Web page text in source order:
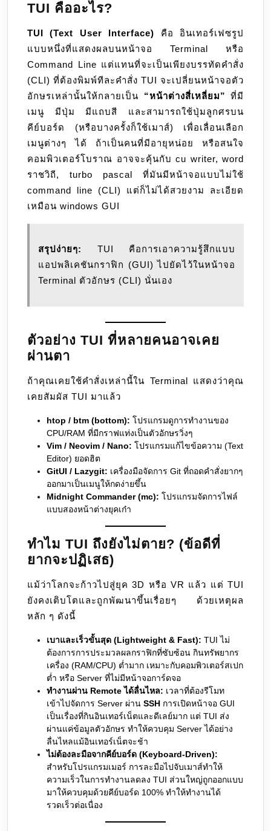
TUI คืออะไร?
TUI (Text User Interface) คือ อินเทอร์เฟซรูป
แบบหนึ่งที่แสดงผลบนหน้าจอ Terminal หรือ
Command Line แต่แทนที่จะเป็นเพียงบรรทัดคำสั่ง
(CLI) ที่ต้องพิมพ์ทีละคำสั่ง TUI จะเปลี่ยนหน้าจอตัว
อักษรเหล่านั้นให้กลายเป็น “หน้าต่างสี่เหลี่ยม” ที่มี
เมนู มีปุ่ม มีแถบสี และสามารถใช้ปุ่มลูกศรบน
คีย์บอร์ด (หรือบางครั้งก็ใช้เมาส์) เพื่อเลื่อนเลือก
เมนูต่างๆ ได้ ถ้าเป็นคนที่มีอายุหน่อย หรือสนใจ
คอมพิวเตอร์โบราณ อาจจะคุ้นกับ cu writer, word
ราชวิถี, turbo pascal ที่มันมีหน้าจอแบบไม่ใช้
command line (CLI) แต่ก็ไม่ได้สวยงาม ละเอียด
เหมือน windows GUI
สรุปง่ายๆ:
TUI คือการเอาความรู้สึกแบบ
แอปพลิเคชันกราฟิก (GUI) ไปยัดไว้ในหน้าจอ
Terminal ตัวอักษร (CLI) นั่นเอง
ตัวอย่าง TUI ที่หลายคนอาจเคย
ผ่านตา
ถ้าคุณเคยใช้คำสั่งเหล่านี้ใน Terminal แสดงว่าคุณ
เคยสัมผัส TUI มาแล้ว
htop / btm (bottom): โปรแกรมดูการทำงานของ
CPU/RAM ที่มีกราฟแท่งเป็นตัวอักษรวิ่งๆ
Vim / Neovim / Nano: โปรแกรมแก้ไขข้อความ (Text
Editor) ยอดฮิต
GitUI / Lazygit: เครื่องมือจัดการ Git ที่ถอดคำสั่งยากๆ
ออกมาเป็นเมนูให้กดง่ายขึ้น
Midnight Commander (mc): โปรแกรมจัดการไฟล์
แบบสองหน้าต่างยุคเก๋า
ทำไม TUI ถึงยังไม่ตาย? (ข้อดีที่
ยากจะปฏิเสธ)
แม้ว่าโลกจะก้าวไปสู่ยุค 3D หรือ VR แล้ว แต่ TUI
ยังคงเติบโตและถูกพัฒนาขึ้นเรื่อยๆ ด้วยเหตุผล
หลัก ๆ ดังนี้
เบาและเร็วขั้นสุด (Lightweight & Fast): TUI ไม่
ต้องการการประมวลผลกราฟิกที่ซับซ้อน กินทรัพยากร
เครื่อง (RAM/CPU) ต่ำมาก เหมาะกับคอมพิวเตอร์สเปก
ต่ำ หรือ Server ที่ไม่มีหน้าจอการ์ดจอ
ทำงานผ่าน Remote ได้ลื่นไหล: เวลาที่ต้องรีโมท
เข้าไปจัดการ Server ผ่าน SSH การเปิดหน้าจอ GUI
เป็นเรื่องที่กินอินเทอร์เน็ตและดีเลย์มาก แต่ TUI ส่ง
ผ่านแค่ข้อมูลตัวอักษร ทำให้ควบคุม Server ได้อย่าง
ลื่นไหลแม้อินเทอร์เน็ตจะช้า
ไม่ต้องละมือจากคีย์บอร์ด (Keyboard-Driven):
สำหรับโปรแกรมเมอร์ การละมือไปจับเมาส์ทำให้
ความเร็วในการทำงานลดลง TUI ส่วนใหญ่ถูกออกแบบ
มาให้ควบคุมด้วยคีย์บอร์ด 100% ทำให้ทำงานได้
รวดเร็วต่อเนื่อง